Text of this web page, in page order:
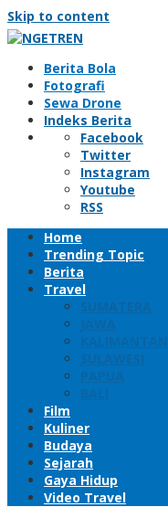
Skip to content
Berita Bola
Fotografi
Sewa Drone
Indeks Berita
Facebook
Twitter
Instagram
Youtube
RSS
Home
Trending Topic
Berita
Travel
SUMATERA
JAWA
KALIMANTAN
SULAWESI
PAPUA
BALI
Film
Kuliner
Budaya
Sejarah
Gaya Hidup
Video Travel